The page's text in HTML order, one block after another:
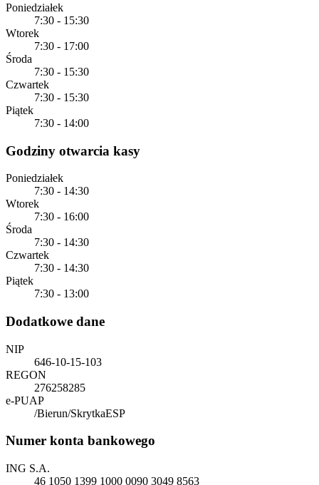
Poniedziałek
7:30 - 15:30
Wtorek
7:30 - 17:00
Środa
7:30 - 15:30
Czwartek
7:30 - 15:30
Piątek
7:30 - 14:00
Godziny otwarcia kasy
Poniedziałek
7:30 - 14:30
Wtorek
7:30 - 16:00
Środa
7:30 - 14:30
Czwartek
7:30 - 14:30
Piątek
7:30 - 13:00
Dodatkowe dane
NIP
646-10-15-103
REGON
276258285
e-PUAP
/Bierun/SkrytkaESP
Numer konta bankowego
ING S.A.
46 1050 1399 1000 0090 3049 8563